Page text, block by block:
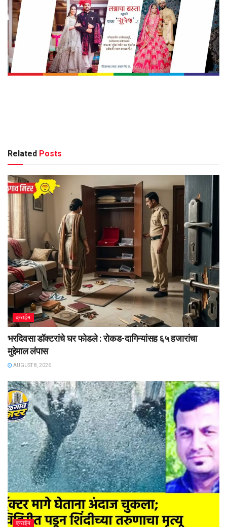
Related Posts
क्राईम
भरदिवसा डॉक्टरांचे घर फोडले : रोकड-दागिन्यांसह ६५ हजारांचा
मुद्देमाल लंपास
AUGUST 8, 2026
क्राईम